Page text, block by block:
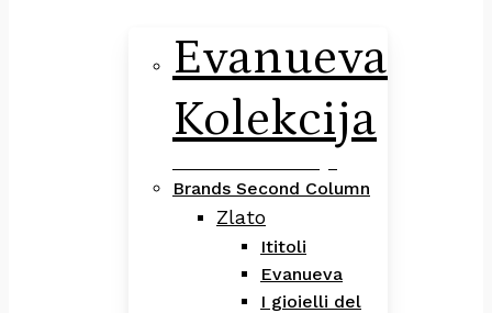
Evanueva
Kolekcija
Brands Second Column
Zlato
Ititoli
Evanueva
I gioielli del